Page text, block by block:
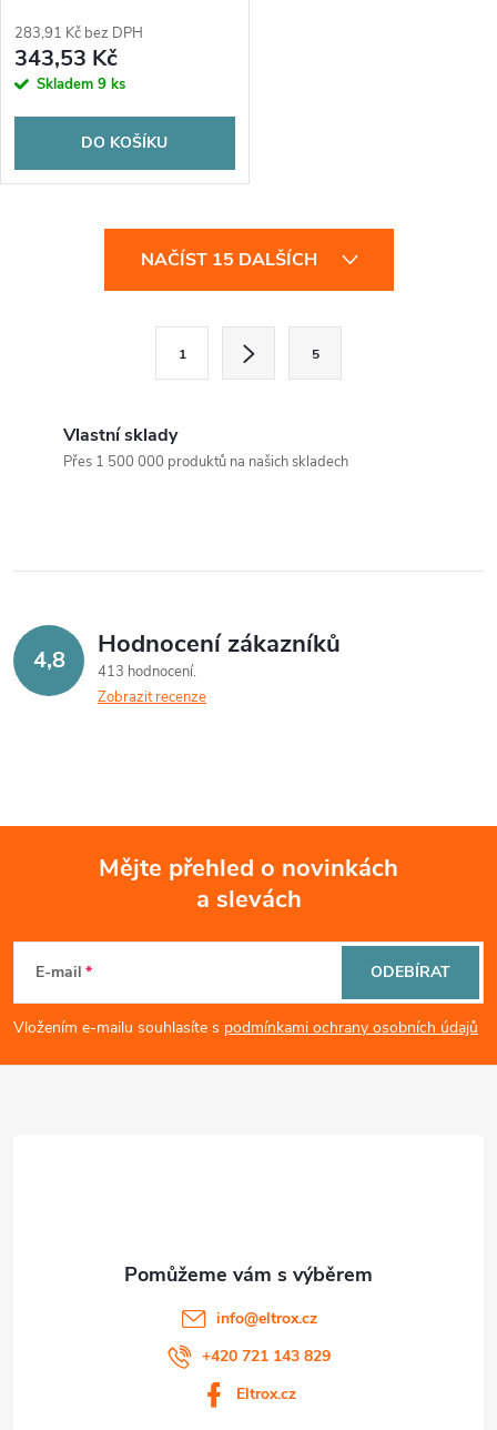
283,91 Kč bez DPH
343,53 Kč
Skladem 9 ks
DO KOŠÍKU
í
r
v
v
s
NAČÍST 15 DALŠÍCH
í
1 5
Vlastní sklady
Přes 1 500 000 produktů na našich skladech
4,8 Hodnocení zákazníků
413 hodnocení
Zobrazit recenze
p
a
Mějte přehled o novinkách
a slevách
E-mail
Vložením e-mailu souhlasíte s podmínkami ochrany osobních údajů
ODEBÍRAT
info@eltrox.cz
+420 721 143 829
Eltrox.cz